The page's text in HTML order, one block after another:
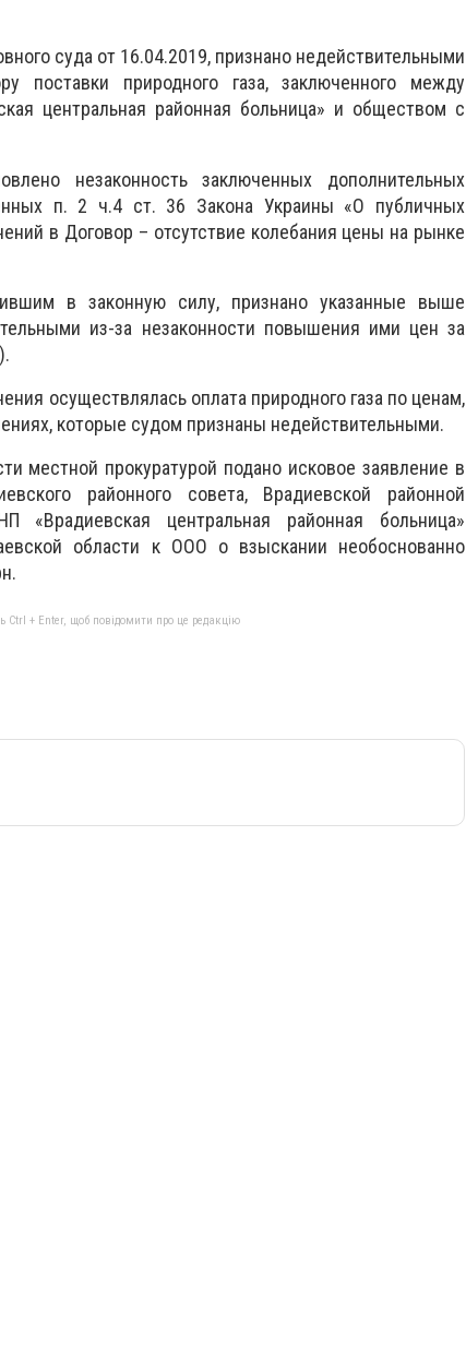
суда от 16.04.2019, признано недействительными
поставки природного газа, заключенного между
центральная районная больница» и обществом с
незаконность заключенных дополнительных
п. 2 ч.4 ст. 36 Закона Украины «О публичных
в Договор – отсутствие колебания цены на рынке
в законную силу, признано указанные выше
из-за незаконности повышения ими цен за
осуществлялась оплата природного газа по ценам,
которые судом признаны недействительными.
местной прокуратурой подано исковое заявление в
районного совета, Врадиевской районной
«Врадиевская центральная районная больница»
области к ООО о взыскании необоснованно
Ctrl + Enter, щоб повідомити про це редакцію